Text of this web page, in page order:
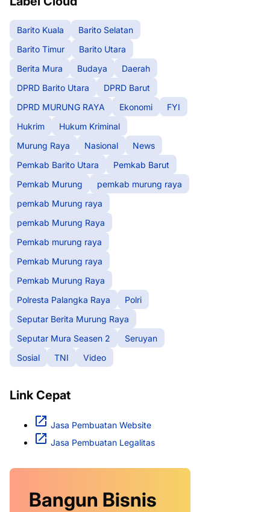
Barito Kuala
Barito Selatan
Barito Timur
Barito Utara
Berita Mura
Budaya
Daerah
DPRD Barito Utara
DPRD Barut
DPRD MURUNG RAYA
Ekonomi
FYI
Hukrim
Hukum Kriminal
Murung Raya
Nasional
News
Pemkab Barito Utara
Pemkab Barut
Pemkab Murung
pemkab murung raya
pemkab Murung raya
pemkab Murung Raya
Pemkab murung raya
Pemkab Murung raya
Pemkab Murung Raya
Polresta Palangka Raya
Polri
Seputar Berita Murung Raya
Seputar Mura Seasen 2
Seruyan
Sosial
TNI Video
Link Cepat
Jasa Pembuatan Website
Jasa Pembuatan Legalitas
Bangun Bisnis